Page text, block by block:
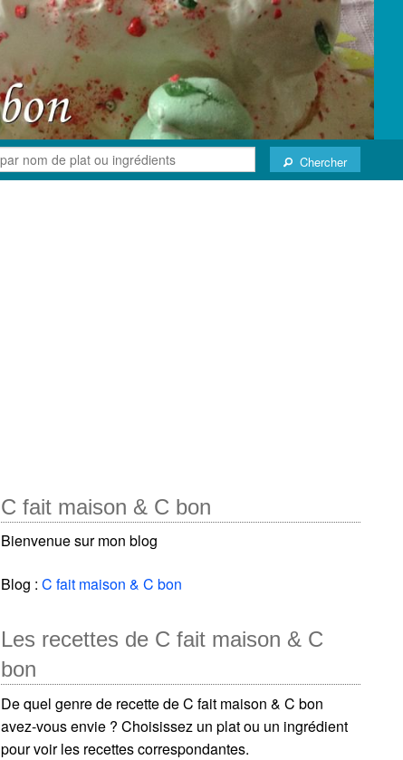
Chercher
C fait maison & C bon
Bienvenue sur mon blog
Blog :C fait maison & C bon
Les recettes de C fait maison & C
bon
De quel genre de recette de C fait maison & C bon
avez-vous envie ? Choisissez un plat ou un ingrédient
pour voir les recettes correspondantes.